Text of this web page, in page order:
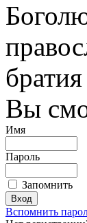
Вы
Имя
Пароль
Запомнить
Вспомнить